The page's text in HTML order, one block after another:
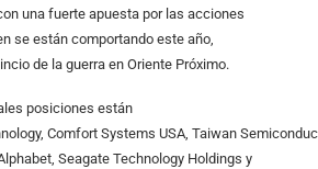
una fuerte apuesta por las acciones
se están comportando este año,
de la guerra en Oriente Próximo.
posiciones están
Comfort Systems USA, Taiwan
Seagate Technology Holdings y